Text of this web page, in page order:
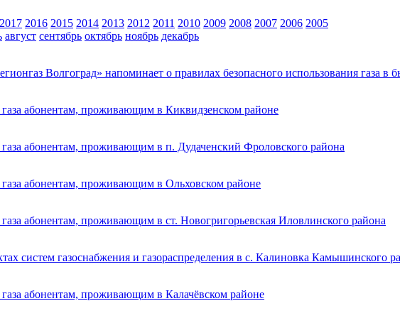
2017 2016 2015 2014 2013 2012 2011 2010 2009 2008 2007 2006 2005
август сентябрь октябрь ноябрь декабрь
Волгоград» напоминает о правилах безопасного использования газа в
абонентам, проживающим в Киквидзенском районе
абонентам, проживающим в п. Дудаченский Фроловского района
абонентам, проживающим в Ольховском районе
абонентам, проживающим в ст. Новогригорьевская Иловлинского района
систем газоснабжения и газораспределения в с. Калиновка Камышинского
абонентам, проживающим в Калачёвском районе